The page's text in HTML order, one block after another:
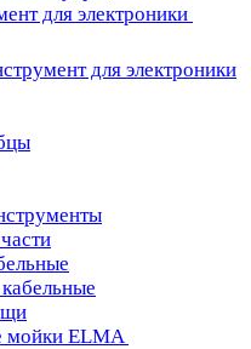
для электроники
для электроники
мойки ELMA